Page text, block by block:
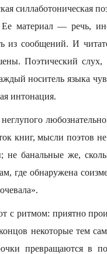
силлаботоническая
Ее материал — речь,
из сообщений. И
Поэтический
носитель языка
интонация.
книг, мысли поэтов
не банальные же,
где обнаружена
с ритмом: приятно
некоторые тем
превращаются в